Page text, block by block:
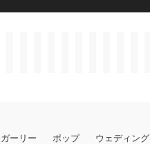
ガーリー ポップ ウェディング